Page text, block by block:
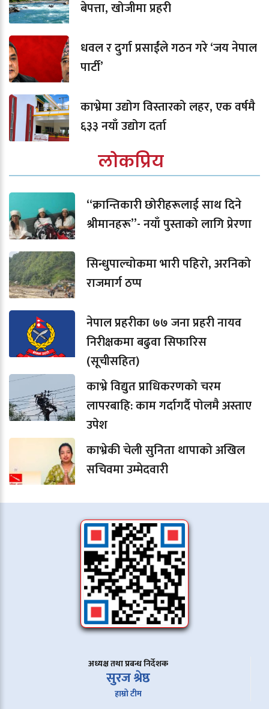
बेपत्ता, खोजीमा प्रहरी
धवल र दुर्गा प्रसाईंले गठन गरे ‘जय नेपाल
पार्टी’
काभ्रेमा उद्योग विस्तारको लहर, एक वर्षमै
६३३ नयाँ उद्योग दर्ता
लोकप्रिय
“क्रान्तिकारी छोरीहरूलाई साथ दिने
श्रीमानहरू”- नयाँ पुस्ताको लागि प्रेरणा
सिन्धुपाल्चोकमा भारी पहिरो, अरनिको
राजमार्ग ठप्प
नेपाल प्रहरीका ७७ जना प्रहरी नायव
निरीक्षकमा बढुवा सिफारिस
(सूचीसहित)
काभ्रे विद्युत प्राधिकरणको चरम
लापरबाहि: काम गर्दागर्दै पोलमै अस्ताए
उपेश
काभ्रेकी चेली सुनिता थापाको अखिल
सचिवमा उम्मेदवारी
अध्यक्ष तथा प्रबन्ध निर्देशक
सुरज श्रेष्ठ
हाम्रो टीम